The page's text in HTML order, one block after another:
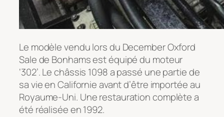
Le modèle vendu lors du December Oxford
Sale de Bonhams est équipé du moteur
‘302’. Le châssis 1098 a passé une partie de
sa vie en Californie avant d’être importée au
Royaume-Uni. Une restauration complète a
été réalisée en 1992.